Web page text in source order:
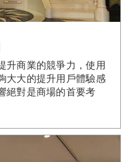
升商業的競爭力，使用
大大的提升用戶體驗感
絕對是商場的首要考